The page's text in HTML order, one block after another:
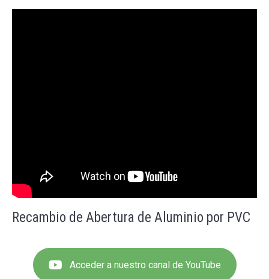
Recambio de Abertura de Aluminio por PVC
Acceder a nuestro canal de YouTube